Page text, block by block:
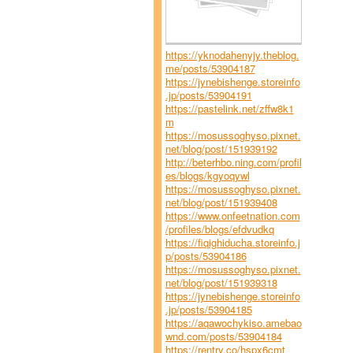
https://yknodahenyjy.theblog.
me/posts/53904187
https://jynebishenge.storeinfo
.jp/posts/53904191
https://pastelink.net/zffw8k1
m
https://mosussoghyso.pixnet.
net/blog/post/151939192
http://beterhbo.ning.com/profil
es/blogs/kgyoqywl
https://mosussoghyso.pixnet.
net/blog/post/151939408
https://www.onfeetnation.com
/profiles/blogs/efdvudkq
https://fiqighiducha.storeinfo.j
p/posts/53904186
https://mosussoghyso.pixnet.
net/blog/post/151939318
https://jynebishenge.storeinfo
.jp/posts/53904185
https://aqawochykiso.amebao
wnd.com/posts/53904184
https://rentry.co/hspx6cmt